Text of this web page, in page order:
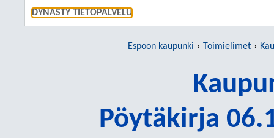
DYNASTY TIETOPALVELU
Espoon kaupunki Toimielimet
Pöytäkirja